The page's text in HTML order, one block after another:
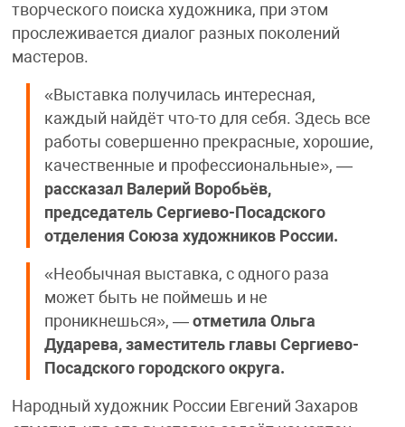
творческого поиска художника, при этом
прослеживается диалог разных поколений
мастеров.
«Выставка получилась интересная,
каждый найдёт что-то для себя. Здесь все
работы совершенно прекрасные, хорошие,
качественные и профессиональные», —
рассказал Валерий Воробьёв,
председатель Сергиево-Посадского
отделения Союза художников России.
«Необычная выставка, с одного раза
может быть не поймешь и не
проникнешься», —отметила Ольга
Дударева, заместитель главы Сергиево-
Посадского городского округа.
Народный художник России Евгений Захаров